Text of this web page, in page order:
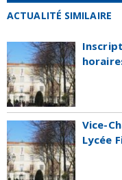
ACTUALITÉ SIMILAIRE
Vice-
Lycée